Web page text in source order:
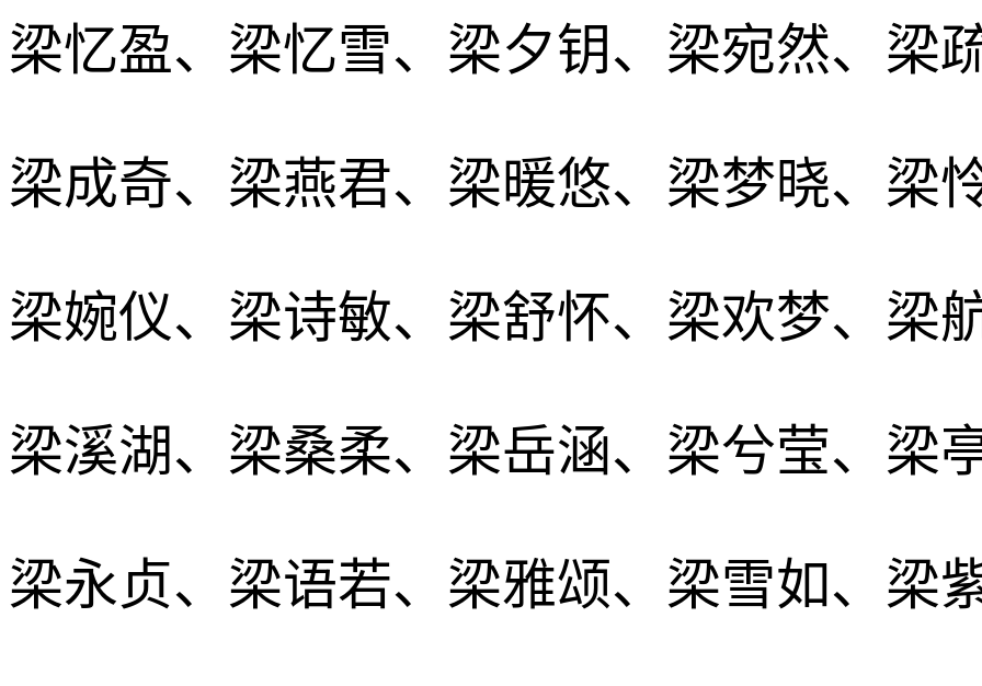
梁忆盈、梁忆雪、梁夕钥、梁宛然、梁
梁成奇、梁燕君、梁暖悠、梁梦晓、梁
梁婉仪、梁诗敏、梁舒怀、梁欢梦、梁
梁溪湖、梁桑柔、梁岳涵、梁兮莹、梁
梁永贞、梁语若、梁雅颂、梁雪如、梁